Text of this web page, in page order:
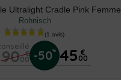
Ultralight Cradle Pink Femme
Rohnisch
90 €
00 -50% 45 €
00